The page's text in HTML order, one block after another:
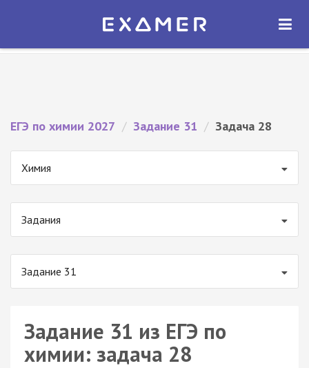
Экзамер — ЕГЭ 2027
ОТКРЫТЬ
ЕГЭ по химии 2027 / Задание 31 / Задача 28
Химия
Задания
Задание 31
Задание 31 из ЕГЭ по
химии: задача 28